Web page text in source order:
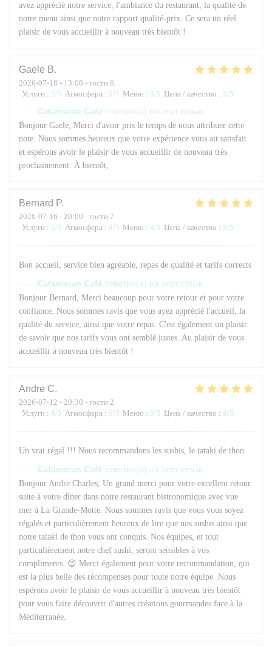
avez apprécié notre service, l'ambiance du restaurant, la qualité de
notre menu ainsi que notre rapport qualité-prix. Ce sera un réel
plaisir de vous accueillir à nouveau très bientôt !
Gaele B
2026-07-18 - 13:00 - гости 6
Услуги : 5/5 Атмосфера : 5/5 Меню : 5/5 Цена / качество : 5/5
Catamaran Café ответил(а) на этот отзыв
Bonjour Gaele, Merci d'avoir pris le temps de nous attribuer cette
note. Nous sommes heureux que votre expérience vous ait satisfait
et espérons avoir le plaisir de vous accueillir de nouveau très
prochainement. À bientôt,
Bernard P
2026-07-16 - 20:00 - гости 7
Услуги : 5/5 Атмосфера : 4/5 Меню : 4/5 Цена / качество : 5/5
Bon accueil, service bien agréable, repas de qualité et tarifs corrects
Catamaran Café ответил(а) на этот отзыв
Bonjour Bernard, Merci beaucoup pour votre retour et pour votre
confiance. Nous sommes ravis que vous ayez apprécié l'accueil, la
qualité du service, ainsi que votre repas. C'est également un plaisir
de savoir que nos tarifs vous ont semblé justes. Au plaisir de vous
accueillir à nouveau très bientôt !
Andre C
2026-07-12 - 20:30 - гости 2
Услуги : 4/5 Атмосфера : 5/5 Меню : 5/5 Цена / качество : 4/5
Un vrai régal !!! Nous recommandons les sushis, le tataki de thon.
Catamaran Café ответил(а) на этот отзыв
Bonjour Andre Charles, Un grand merci pour votre excellent retour
suite à votre dîner dans notre restaurant bistronomique avec vue
mer à La Grande-Motte. Nous sommes ravis que vous vous soyez
régalés et particulièrement heureux de lire que nos sushis ainsi que
notre tataki de thon vous ont conquis. Nos équipes, et tout
particulièrement notre chef sushi, seront sensibles à vos
compliments. 😊 Merci également pour votre recommandation, qui
est la plus belle des récompenses pour toute notre équipe. Nous
espérons avoir le plaisir de vous accueillir à nouveau très bientôt
pour vous faire découvrir d'autres créations gourmandes face à la
Méditerranée.